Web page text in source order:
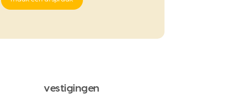
vestigingen